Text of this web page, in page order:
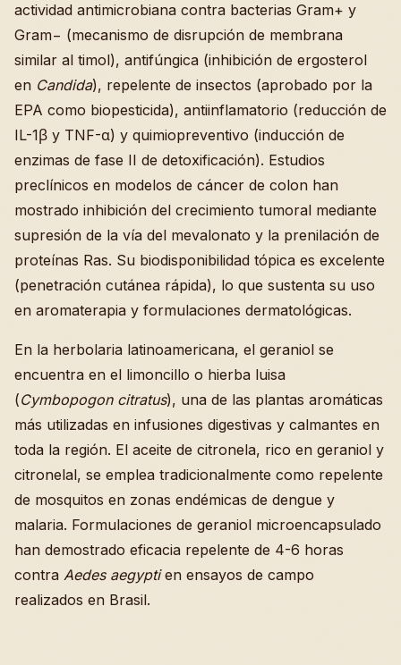
actividad antimicrobiana contra bacterias Gram+ y
Gram− (mecanismo de disrupción de membrana
similar al timol), antifúngica (inhibición de ergosterol
en Candida), repelente de insectos (aprobado por la
EPA como biopesticida), antiinflamatorio (reducción de
IL-1β y TNF-α) y quimiopreventivo (inducción de
enzimas de fase II de detoxificación). Estudios
preclínicos en modelos de cáncer de colon han
mostrado inhibición del crecimiento tumoral mediante
supresión de la vía del mevalonato y la prenilación de
proteínas Ras. Su biodisponibilidad tópica es excelente
(penetración cutánea rápida), lo que sustenta su uso
en aromaterapia y formulaciones dermatológicas.
En la herbolaria latinoamericana, el geraniol se
encuentra en el limoncillo o hierba luisa
(Cymbopogon citratus), una de las plantas aromáticas
más utilizadas en infusiones digestivas y calmantes en
toda la región. El aceite de citronela, rico en geraniol y
citronelal, se emplea tradicionalmente como repelente
de mosquitos en zonas endémicas de dengue y
malaria. Formulaciones de geraniol microencapsulado
han demostrado eficacia repelente de 4-6 horas
contra Aedes aegyptien ensayos de campo
realizados en Brasil.